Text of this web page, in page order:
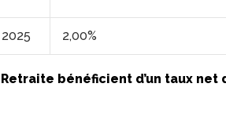
2,00%
bénéficient d’un taux